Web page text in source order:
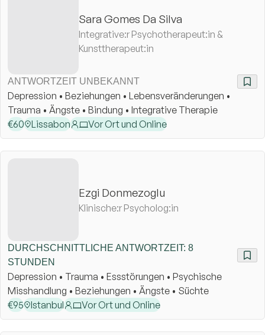
Sara Gomes Da Silva
Integrative:r Psychotherapeut:in &
Kunsttherapeut:in
ANTWORTZEIT UNBEKANNT
Depression • Beziehungen • Lebensveränderungen •
Trauma • Ängste • Bindung • Integrative Therapie
€60 Lissabon Vor Ort und Online
Ezgi Donmezoglu
Klinische:r Psycholog:in
DURCHSCHNITTLICHE ANTWORTZEIT: 8
STUNDEN
Depression • Trauma • Essstörungen • Psychische
Misshandlung • Beziehungen • Ängste • Süchte
€95 Istanbul Vor Ort und Online